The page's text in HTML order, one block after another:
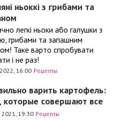
ньоккі з грибами та
легкі ньоки або галушки з
грибами та запашним
Таке варто спробувати
і не раз!
16:00 Рецепты
варить картофель:
которые совершают все
19:30 Рецепты